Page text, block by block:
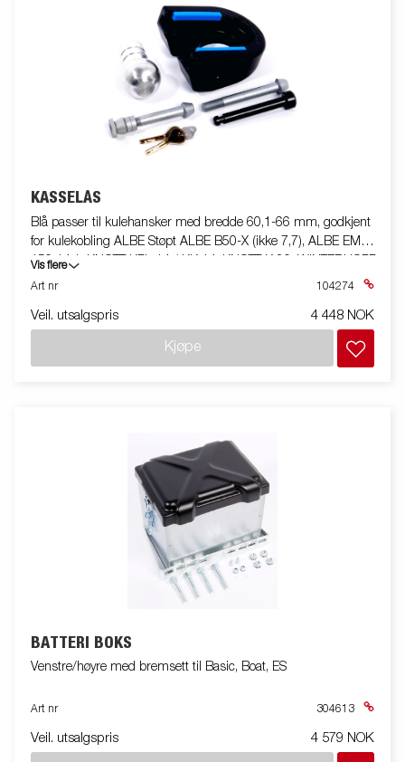
KASSELÅS
Blå passer til kulehansker med bredde 60,1-66 mm, godkjent
for kulekobling ALBE Støpt ALBE B50-X (ikke 7,7), ALBE EM
150 14,1, KNOTT KFL 14 / KK 14, KNOTT K 20, WINTERHOFF
B50-X S150, WINTERHOFF WW 13/14, WINTERHOFF WW
avstandsstykker.
Vis flere
Art nr
104274
Veil. utsalgspris 4 448 NOK
Kjøpe
BATTERI BOKS
Venstre/høyre med bremsett til Basic, Boat, ES
Art nr 304613
Veil. utsalgspris 4 579 NOK